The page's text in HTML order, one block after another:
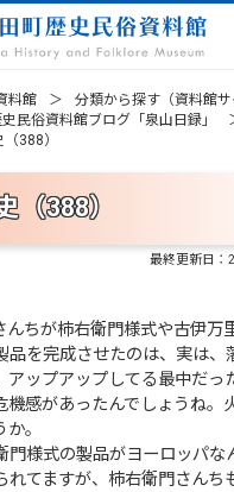
料館
分類から探す（資料館サ
民俗資料館ブログ「泉山日録」
388）
（388）
最終更新日：
ちが柿右衛門様式や古伊万
品を完成させたのは、実は、
アップアップしてる最中だっ
機感があったんでしょうね。
。
様式の製品がヨーロッパな
れてますが、柿右衛門さんち